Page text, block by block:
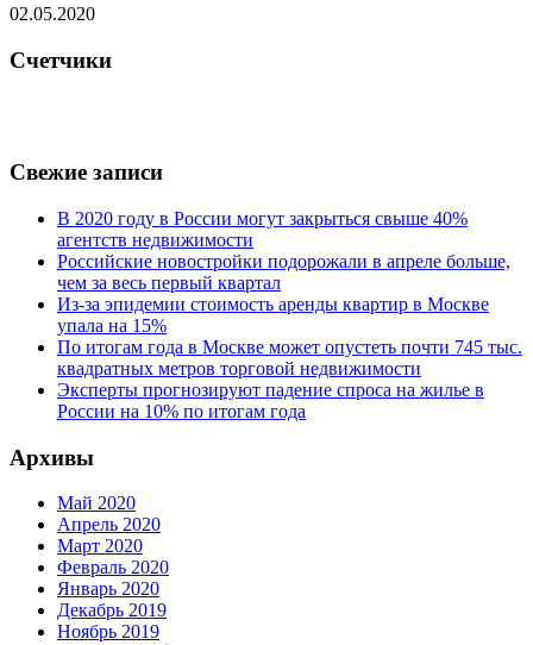
02.05.2020
Счетчики
Свежие записи
В 2020 году в России могут закрыться свыше 40%
агентств недвижимости
Российские новостройки подорожали в апреле больше,
чем за весь первый квартал
Из-за эпидемии стоимость аренды квартир в Москве
упала на 15%
По итогам года в Москве может опустеть почти 745 тыс.
квадратных метров торговой недвижимости
Эксперты прогнозируют падение спроса на жилье в
России на 10% по итогам года
Архивы
Май 2020
Апрель 2020
Март 2020
Февраль 2020
Январь 2020
Декабрь 2019
Ноябрь 2019